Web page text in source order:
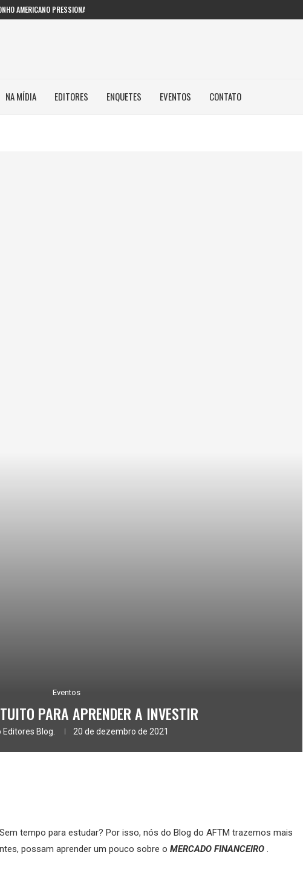
AMERICANO PRESSIONAM GESTORES PÚBLICOS NAS...
NA MÍDIA EDITORES ENQUETES EVENTOS CONTATO
Eventos
PARA APRENDER A INVESTIR
Editores Blog. 20 de dezembro de 2021
tempo para estudar? Por isso, nós do Blog do AFTM trazemos mais
possam aprender um pouco sobre o MERCADO FINANCEIRO .